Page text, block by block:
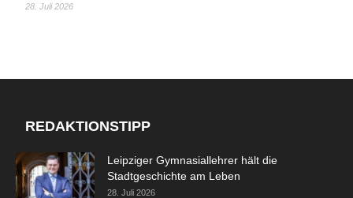
28. Juli 2026
REDAKTIONSTIPP
Leipziger Gymnasiallehrer hält die
Stadtgeschichte am Leben
28. Juli 2026